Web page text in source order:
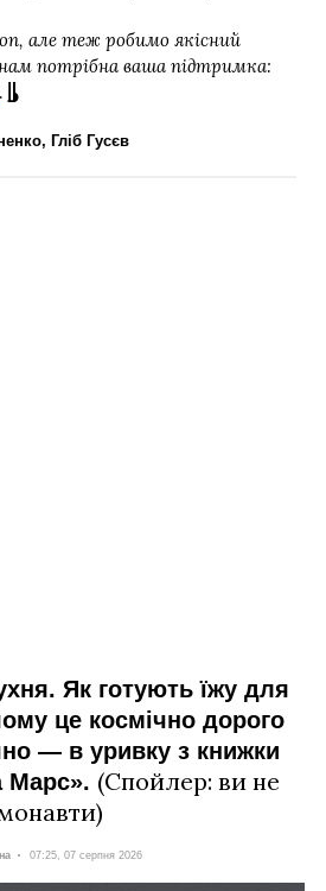
але теж робимо якісний
потрібна ваша підтримка:
.
, Гліб Гусєв